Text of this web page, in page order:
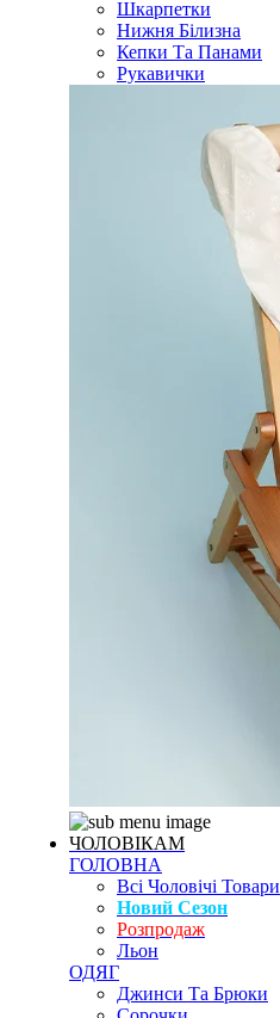
Шкарпетки
Нижня Білизна
Кепки Та Панами
Рукавички
ЧОЛОВІКАМ
ГОЛОВНА
Всі Чоловічі Товари
Новий Сезон
Розпродаж
Льон
ОДЯГ
Джинси Та Брюки